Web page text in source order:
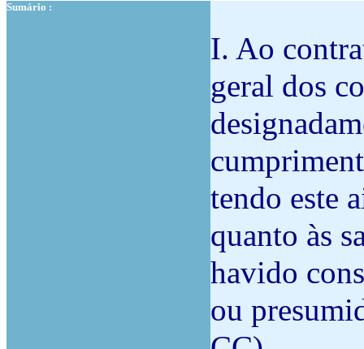
Sumário :
I. Ao
geral dos
tendo este
quanto às
havido
ou